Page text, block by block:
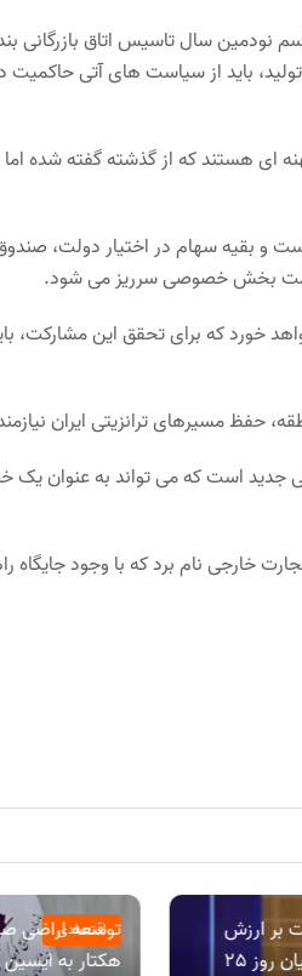
نودمین سال تاسیس اتاق بازرگانی
باید از سیاست های آتی حاکمیت
هستند که از گذشته گفته شده اما
سهم بخش خصوصی از بنگاه های بزرگ بورسی تنها ۱۵درصد است و بقیه سهام
سمت بخش خصوصی سرریز می شود.
که برای تحقق این مشارکت، باید
حفظ مسیرهای ترانزیتی ایران
جدید است که می تواند به عنوان یک
خارجی نام برد که با وجود جایگاه
اقتصادی
بر ارزش
افزوده دوره بهار ۱۴۰۵ تا پایان روز 25